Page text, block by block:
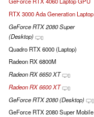
RTX 3000 Ada Generation Laptop
GeForce RTX 2080 Super
(Desktop)
Quadro RTX 6000 (Laptop)
Radeon RX 6800M
Radeon RX 6650 XT
Radeon RX 6600 XT
GeForce RTX 2080 (Desktop)
GeForce RTX 2080 Super Mobile